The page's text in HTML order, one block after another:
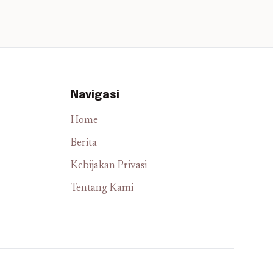
Navigasi
Home
Berita
Kebijakan Privasi
Tentang Kami